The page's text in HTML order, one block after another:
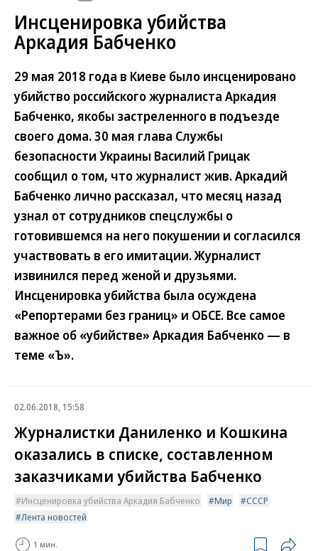
Инсценировка убийства
Аркадия Бабченко
29 мая 2018 года в Киеве было инсценировано
убийство российского журналиста Аркадия
Бабченко, якобы застреленного в подъезде
своего дома. 30 мая глава Службы
безопасности Украины Василий Грицак
сообщил о том, что журналист жив. Аркадий
Бабченко лично рассказал, что месяц назад
узнал от сотрудников спецслужбы о
готовившемся на него покушении и согласился
участвовать в его имитации. Журналист
извинился перед женой и друзьями.
Инсценировка убийства была осуждена
«Репортерами без границ» и ОБСЕ. Все самое
важное об «убийстве» Аркадия Бабченко — в
теме «Ъ».
02.06.2018, 15:58
Журналистки Даниленко и Кошкина
оказались в списке, составленном
заказчиками убийства Бабченко
Инсценировка убийства Аркадия Бабченко Мир
СССР
Лента новостей
1 мин.